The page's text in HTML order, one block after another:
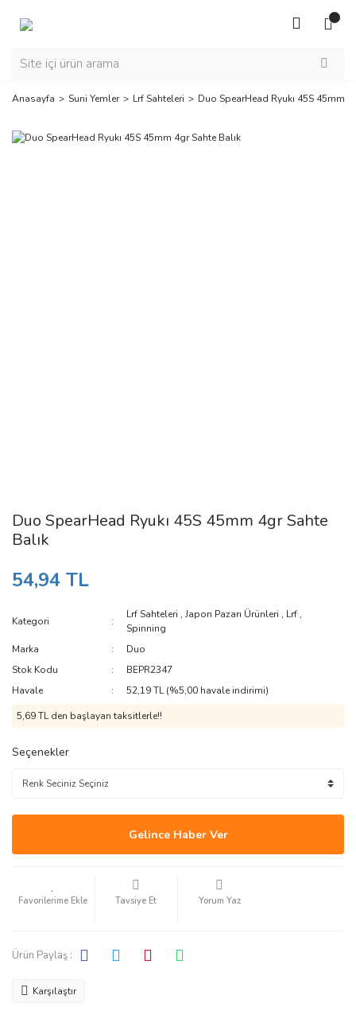
Anasayfa Suni Yemler Lrf Sahteleri Duo SpearHead Ryukı 45S 45mm
Duo SpearHead Ryukı 45S 45mm 4gr Sahte
Balık
54,94 TL
Kategori
Lrf Sahteleri ,Japon Pazarı Ürünleri , Lrf ,
Spinning
Marka
Duo
Stok Kodu
BEPR2347
Havale
52,19 TL (%5,00 havale indirimi)
5,69 TL den başlayan taksitlerle!!
Seçenekler
Gelince Haber Ver
Tavsiye Et Yorum Yaz
Ürün Paylaş :
Karşılaştır